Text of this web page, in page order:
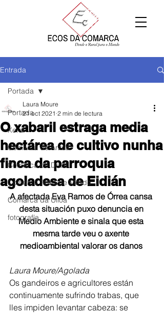
Entrada
Portada
Xeral
Comarca de Arzúa
Comarca de Deza
Comarca Terra de Melide
Comarca da Ulloa
fotografía
Portada
O xabaril estraga media
hectárea de cultivo nunha
finca da parroquia
agoladesa de Eidián
Laura Moure
21 oct 2021 2 min de lectura
A afectada Eva Ramos de Órrea cansa
desta situación puxo denuncia en
Medio Ambiente e sinala que esta
mesma tarde veu o axente
medioambiental valorar os danos
Laura Moure/Agolada
Os gandeiros e agricultores están
continuamente sufrindo trabas, que
lles impiden levantar cabeza: se